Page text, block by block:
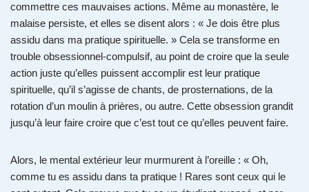
commettre ces mauvaises actions. Même au monastère, le
malaise persiste, et elles se disent alors : « Je dois être plus
assidu dans ma pratique spirituelle. » Cela se transforme en
trouble obsessionnel-compulsif, au point de croire que la seule
action juste qu’elles puissent accomplir est leur pratique
spirituelle, qu’il s’agisse de chants, de prosternations, de la
rotation d’un moulin à prières, ou autre. Cette obsession grandit
jusqu’à leur faire croire que c’est tout ce qu’elles peuvent faire.
Alors, le mental extérieur leur murmurent à l’oreille : « Oh,
comme tu es assidu dans ta pratique ! Rares sont ceux qui le